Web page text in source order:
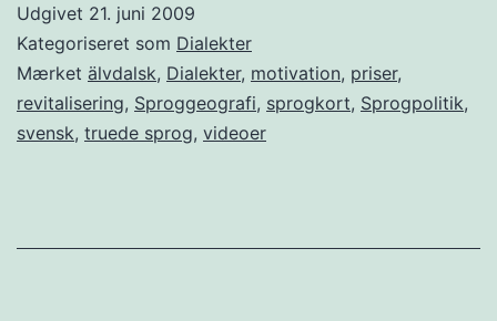
sprog
Udgivet 21. juni 2009
Kategoriseret som Dialekter
Mærket älvdalsk, Dialekter, motivation, priser,
revitalisering, Sproggeografi, sprogkort, Sprogpolitik,
svensk, truede sprog, videoer